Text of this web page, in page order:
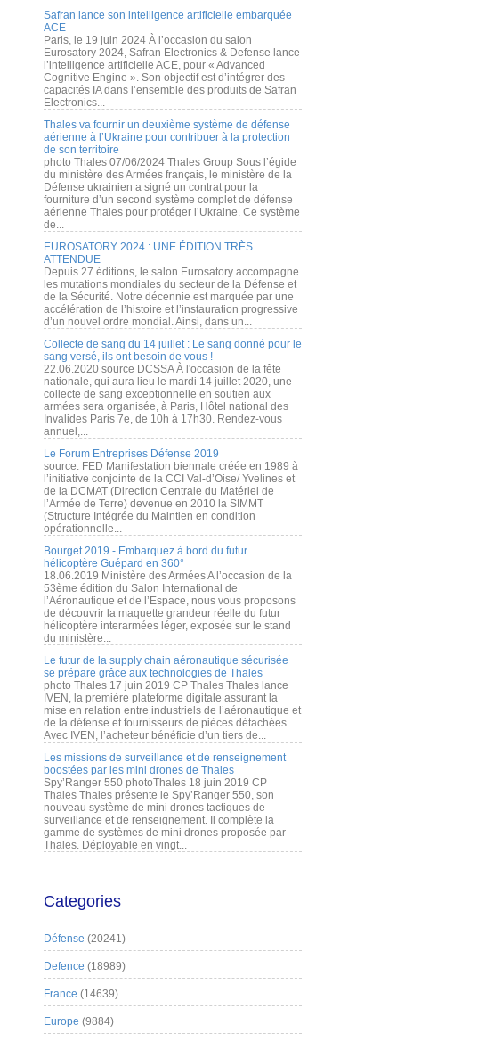
Safran lance son intelligence artificielle embarquée
ACE
Paris, le 19 juin 2024 À l’occasion du salon
Eurosatory 2024, Safran Electronics & Defense lance
l’intelligence artificielle ACE, pour « Advanced
Cognitive Engine ». Son objectif est d’intégrer des
capacités IA dans l’ensemble des produits de Safran
Electronics...
Thales va fournir un deuxième système de défense
aérienne à l’Ukraine pour contribuer à la protection
de son territoire
photo Thales 07/06/2024 Thales Group Sous l’égide
du ministère des Armées français, le ministère de la
Défense ukrainien a signé un contrat pour la
fourniture d’un second système complet de défense
aérienne Thales pour protéger l’Ukraine. Ce système
de...
EUROSATORY 2024 : UNE ÉDITION TRÈS
ATTENDUE
Depuis 27 éditions, le salon Eurosatory accompagne
les mutations mondiales du secteur de la Défense et
de la Sécurité. Notre décennie est marquée par une
accélération de l’histoire et l’instauration progressive
d’un nouvel ordre mondial. Ainsi, dans un...
Collecte de sang du 14 juillet : Le sang donné pour le
sang versé, ils ont besoin de vous !
22.06.2020 source DCSSA À l'occasion de la fête
nationale, qui aura lieu le mardi 14 juillet 2020, une
collecte de sang exceptionnelle en soutien aux
armées sera organisée, à Paris, Hôtel national des
Invalides Paris 7e, de 10h à 17h30. Rendez-vous
annuel,...
Le Forum Entreprises Défense 2019
source: FED Manifestation biennale créée en 1989 à
l’initiative conjointe de la CCI Val-d’Oise/ Yvelines et
de la DCMAT (Direction Centrale du Matériel de
l’Armée de Terre) devenue en 2010 la SIMMT
(Structure Intégrée du Maintien en condition
opérationnelle...
Bourget 2019 - Embarquez à bord du futur
hélicoptère Guépard en 360°
18.06.2019 Ministère des Armées A l’occasion de la
53ème édition du Salon International de
l’Aéronautique et de l’Espace, nous vous proposons
de découvrir la maquette grandeur réelle du futur
hélicoptère interarmées léger, exposée sur le stand
du ministère...
Le futur de la supply chain aéronautique sécurisée
se prépare grâce aux technologies de Thales
photo Thales 17 juin 2019 CP Thales Thales lance
IVEN, la première plateforme digitale assurant la
mise en relation entre industriels de l’aéronautique et
de la défense et fournisseurs de pièces détachées.
Avec IVEN, l’acheteur bénéficie d’un tiers de...
Les missions de surveillance et de renseignement
boostées par les mini drones de Thales
Spy’Ranger 550 photoThales 18 juin 2019 CP
Thales Thales présente le Spy’Ranger 550, son
nouveau système de mini drones tactiques de
surveillance et de renseignement. Il complète la
gamme de systèmes de mini drones proposée par
Thales. Déployable en vingt...
Categories
Défense (20241)
Defence (18989)
France (14639)
Europe (9884)